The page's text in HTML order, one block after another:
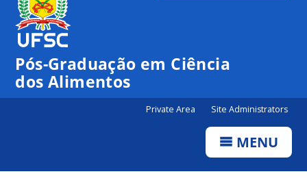
Canais
Pós-Graduação em Ciência
dos Alimentos
Private Area Site Administrators
MENU